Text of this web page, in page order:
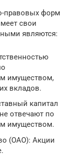
правовых форм
свои
являются:
имуществом,
вкладов.
капитал
отвечают по
имуществом.
(ОАО): Акции